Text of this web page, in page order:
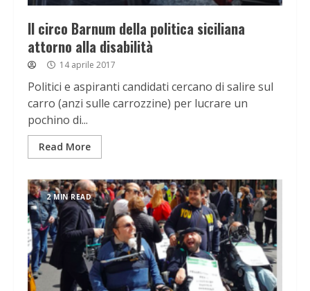
Il circo Barnum della politica siciliana
attorno alla disabilità
14 aprile 2017
Politici e aspiranti candidati cercano di salire sul
carro (anzi sulle carrozzine) per lucrare un
pochino di...
Read More
2 MIN READ